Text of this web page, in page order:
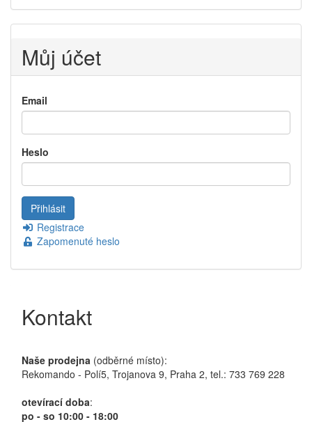
Můj účet
Email
Heslo
Registrace
Zapomenuté heslo
Kontakt
Naše prodejna (odběrné místo):
Rekomando - Polí5, Trojanova 9, Praha 2, tel.: 733 769 228
otevírací doba:
po - so 10:00 - 18:00